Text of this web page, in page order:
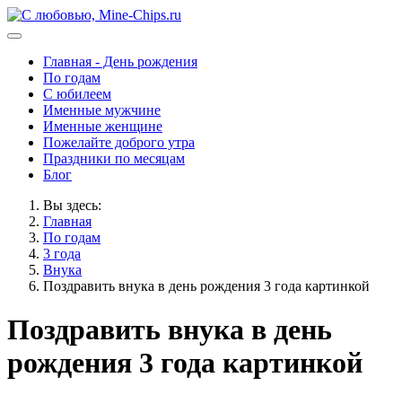
Главная - День рождения
По годам
С юбилеем
Именные мужчине
Именные женщине
Пожелайте доброго утра
Праздники по месяцам
Блог
Вы здесь:
Главная
По годам
3 года
Внука
Поздравить внука в день рождения 3 года картинкой
Поздравить внука в день
рождения 3 года картинкой